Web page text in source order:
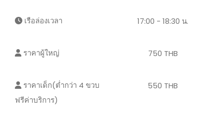
เรือล่องเวลา
ราคาผู้ใหญ่
ราคาเด็ก(ต่ำกว่า 4 ขวบ
ฟรีค่าบริการ)
17:00 - 18:30 น.
750 THB
550 THB